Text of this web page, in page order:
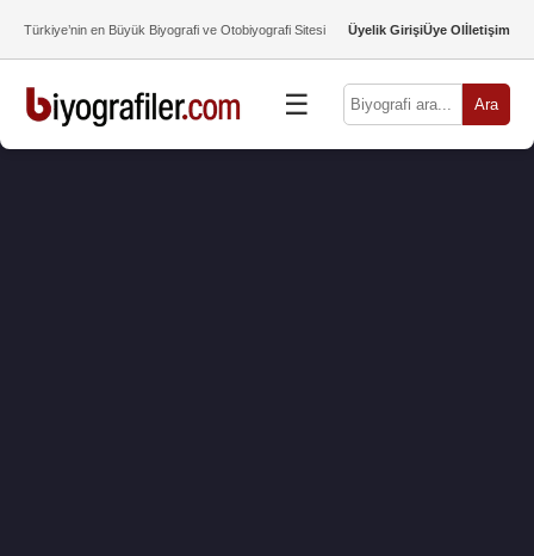
Türkiye’nin en Büyük Biyografi ve Otobiyografi Sitesi Üyelik GirişiÜye Olİletişim
☰ Ara